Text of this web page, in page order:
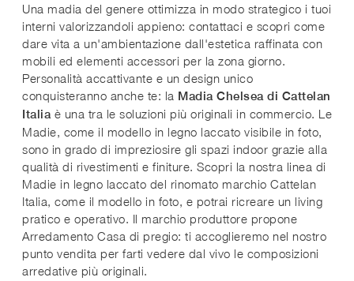
Una madia del genere ottimizza in modo strategico i tuoi
interni valorizzandoli appieno: contattaci e scopri come
dare vita a un'ambientazione dall'estetica raffinata con
mobili ed elementi accessori per la zona giorno.
Personalità accattivante e un design unico
conquisteranno anche te: la Madia Chelsea di Cattelan
Italia è una tra le soluzioni più originali in commercio. Le
Madie, come il modello in legno laccato visibile in foto,
sono in grado di impreziosire gli spazi indoor grazie alla
qualità di rivestimenti e finiture. Scopri la nostra linea di
Madie in legno laccato del rinomato marchio Cattelan
Italia, come il modello in foto, e potrai ricreare un living
pratico e operativo. Il marchio produttore propone
Arredamento Casa di pregio: ti accoglieremo nel nostro
punto vendita per farti vedere dal vivo le composizioni
arredative più originali.